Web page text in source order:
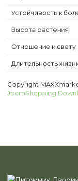
Устойчивость к
Высота растения
Отношение к свету
Длительность
Copyright
JoomShopping